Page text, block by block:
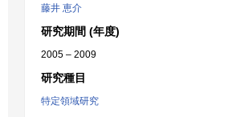
藤井 恵介
研究期間 (年度)
2005 – 2009
研究種目
特定領域研究